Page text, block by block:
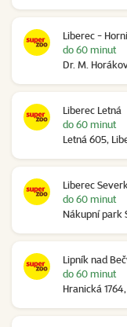
Liberec -
Dr. M.
do 60 minut
Liberec Letná
Letná 605,
do 60 minut
Liberec
Nákupní park
do 60 minut
Lipník nad
Hranická
do 60 minut